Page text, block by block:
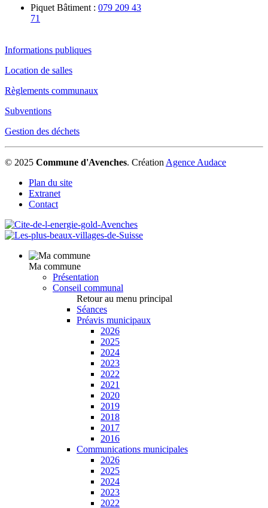
Piquet Bâtiment : 079 209 43
71
Informations publiques
Location de salles
Règlements communaux
Subventions
Gestion des déchets
© 2025 Commune d'Avenches. Création Agence Audace
Plan du site
Extranet
Contact
Ma commune
Présentation
Conseil communal
Retour au menu principal
Séances
Préavis municipaux
2026
2025
2024
2023
2022
2021
2020
2019
2018
2017
2016
Communications municipales
2026
2025
2024
2023
2022